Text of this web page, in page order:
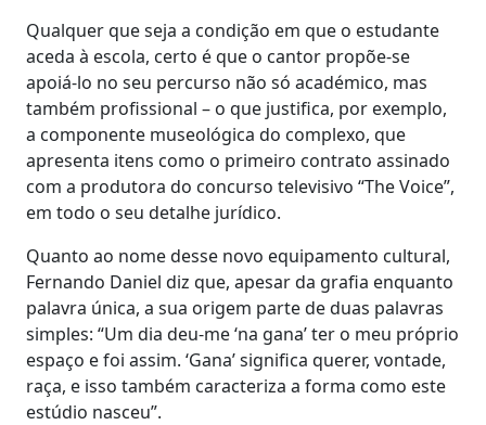
Qualquer que seja a condição em que o estudante
aceda à escola, certo é que o cantor propõe-se
apoiá-lo no seu percurso não só académico, mas
também profissional – o que justifica, por exemplo,
a componente museológica do complexo, que
apresenta itens como o primeiro contrato assinado
com a produtora do concurso televisivo “The Voice”,
em todo o seu detalhe jurídico.
Quanto ao nome desse novo equipamento cultural,
Fernando Daniel diz que, apesar da grafia enquanto
palavra única, a sua origem parte de duas palavras
simples: “Um dia deu-me ‘na gana’ ter o meu próprio
espaço e foi assim. ‘Gana’ significa querer, vontade,
raça, e isso também caracteriza a forma como este
estúdio nasceu”.